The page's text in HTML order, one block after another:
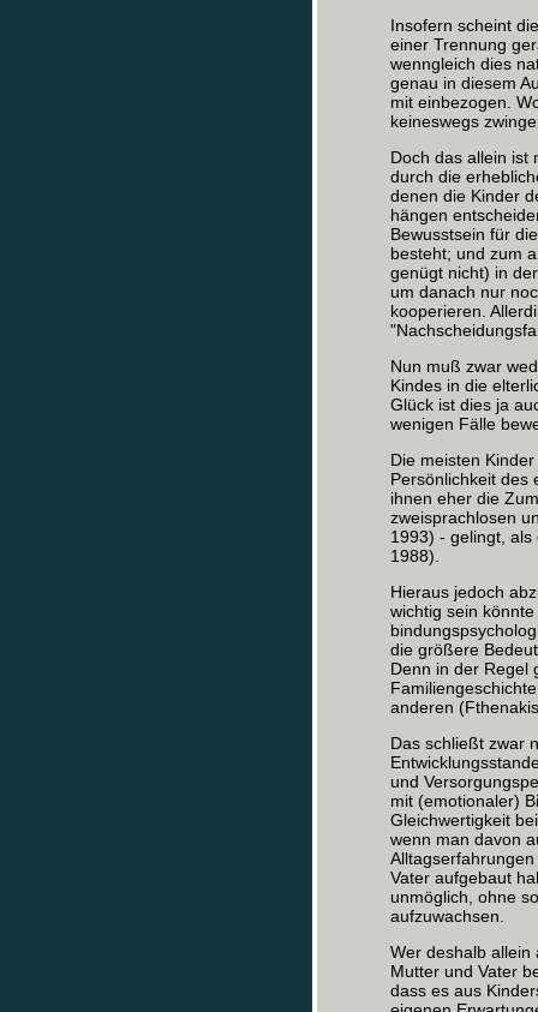
Insofern scheint
einer Trennung
wenngleich dies
genau in diesem
mit einbezogen.
keineswegs
Doch das allein ist
durch die
denen die Kinder
hängen
Bewusstsein für
besteht; und zum
genügt nicht) in
um danach nur
kooperieren.
Nun muß zwar
Kindes in die
Glück ist dies ja
wenigen Fälle
Die meisten
Persönlichkeit des
ihnen eher die
zweisprachlosen
1993) - gelingt,
1988).
Hieraus jedoch
wichtig sein
die größere
Denn in der Regel
anderen
Das schließt zwar
und
mit (emotionaler)
Gleichwertigkeit
wenn man davon
Vater aufgebaut
unmöglich, ohne
aufzuwachsen.
Wer deshalb allein
Mutter und Vater
dass es aus